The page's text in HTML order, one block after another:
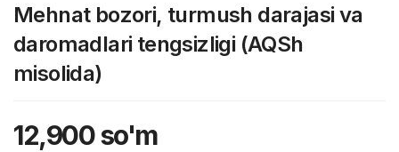
Mehnat bozori, turmush darajasi va
daromadlari tengsizligi (AQSh
misolida)
12,900so'm